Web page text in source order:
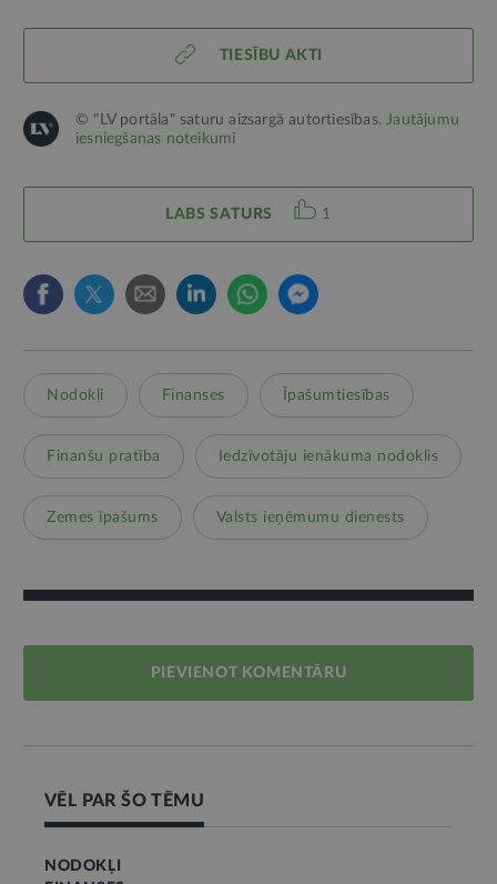
TIESĪBU AKTI
© "LV portāla" saturu aizsargā autortiesības.Jautājumu
iesniegšanas noteikumi
LABS SATURS 1
Nodokļi Finanses Īpašumtiesības
Finanšu pratība Iedzīvotāju ienākuma nodoklis
Zemes īpašums Valsts ieņēmumu dienests
PIEVIENOT KOMENTĀRU
VĒL PAR ŠO TĒMU
NODOKĻI